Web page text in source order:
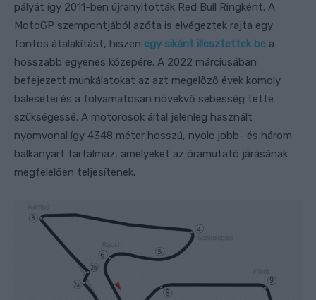
pályát így 2011-ben újranyitották Red Bull Ringként. A
MotoGP szempontjából azóta is elvégeztek rajta egy
fontos átalakítást, hiszen egy sikánt illesztettek be a
hosszabb egyenes közepére. A 2022 márciusában
befejezett munkálatokat az azt megelőző évek komoly
balesetei és a folyamatosan növekvő sebesség tette
szükségessé. A motorosok által jelenleg használt
nyomvonal így 4348 méter hosszú, nyolc jobb- és három
balkanyart tartalmaz, amelyeket az óramutató járásának
megfelelően teljesítenek.